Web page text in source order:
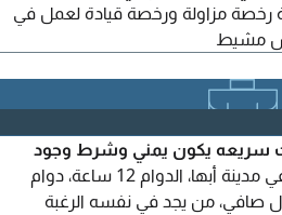
رخصة مزاولة ورخصة قيادة لعمل في
مشيط
سريعه يكون يمني وشرط وجود
شهادة صحية سارية، العمل في مدينة أبها، الدوام 12 ساعة، دوام
ومريح، الراتب 1700 ريال صافي، من يجد في نفسه الرغبة